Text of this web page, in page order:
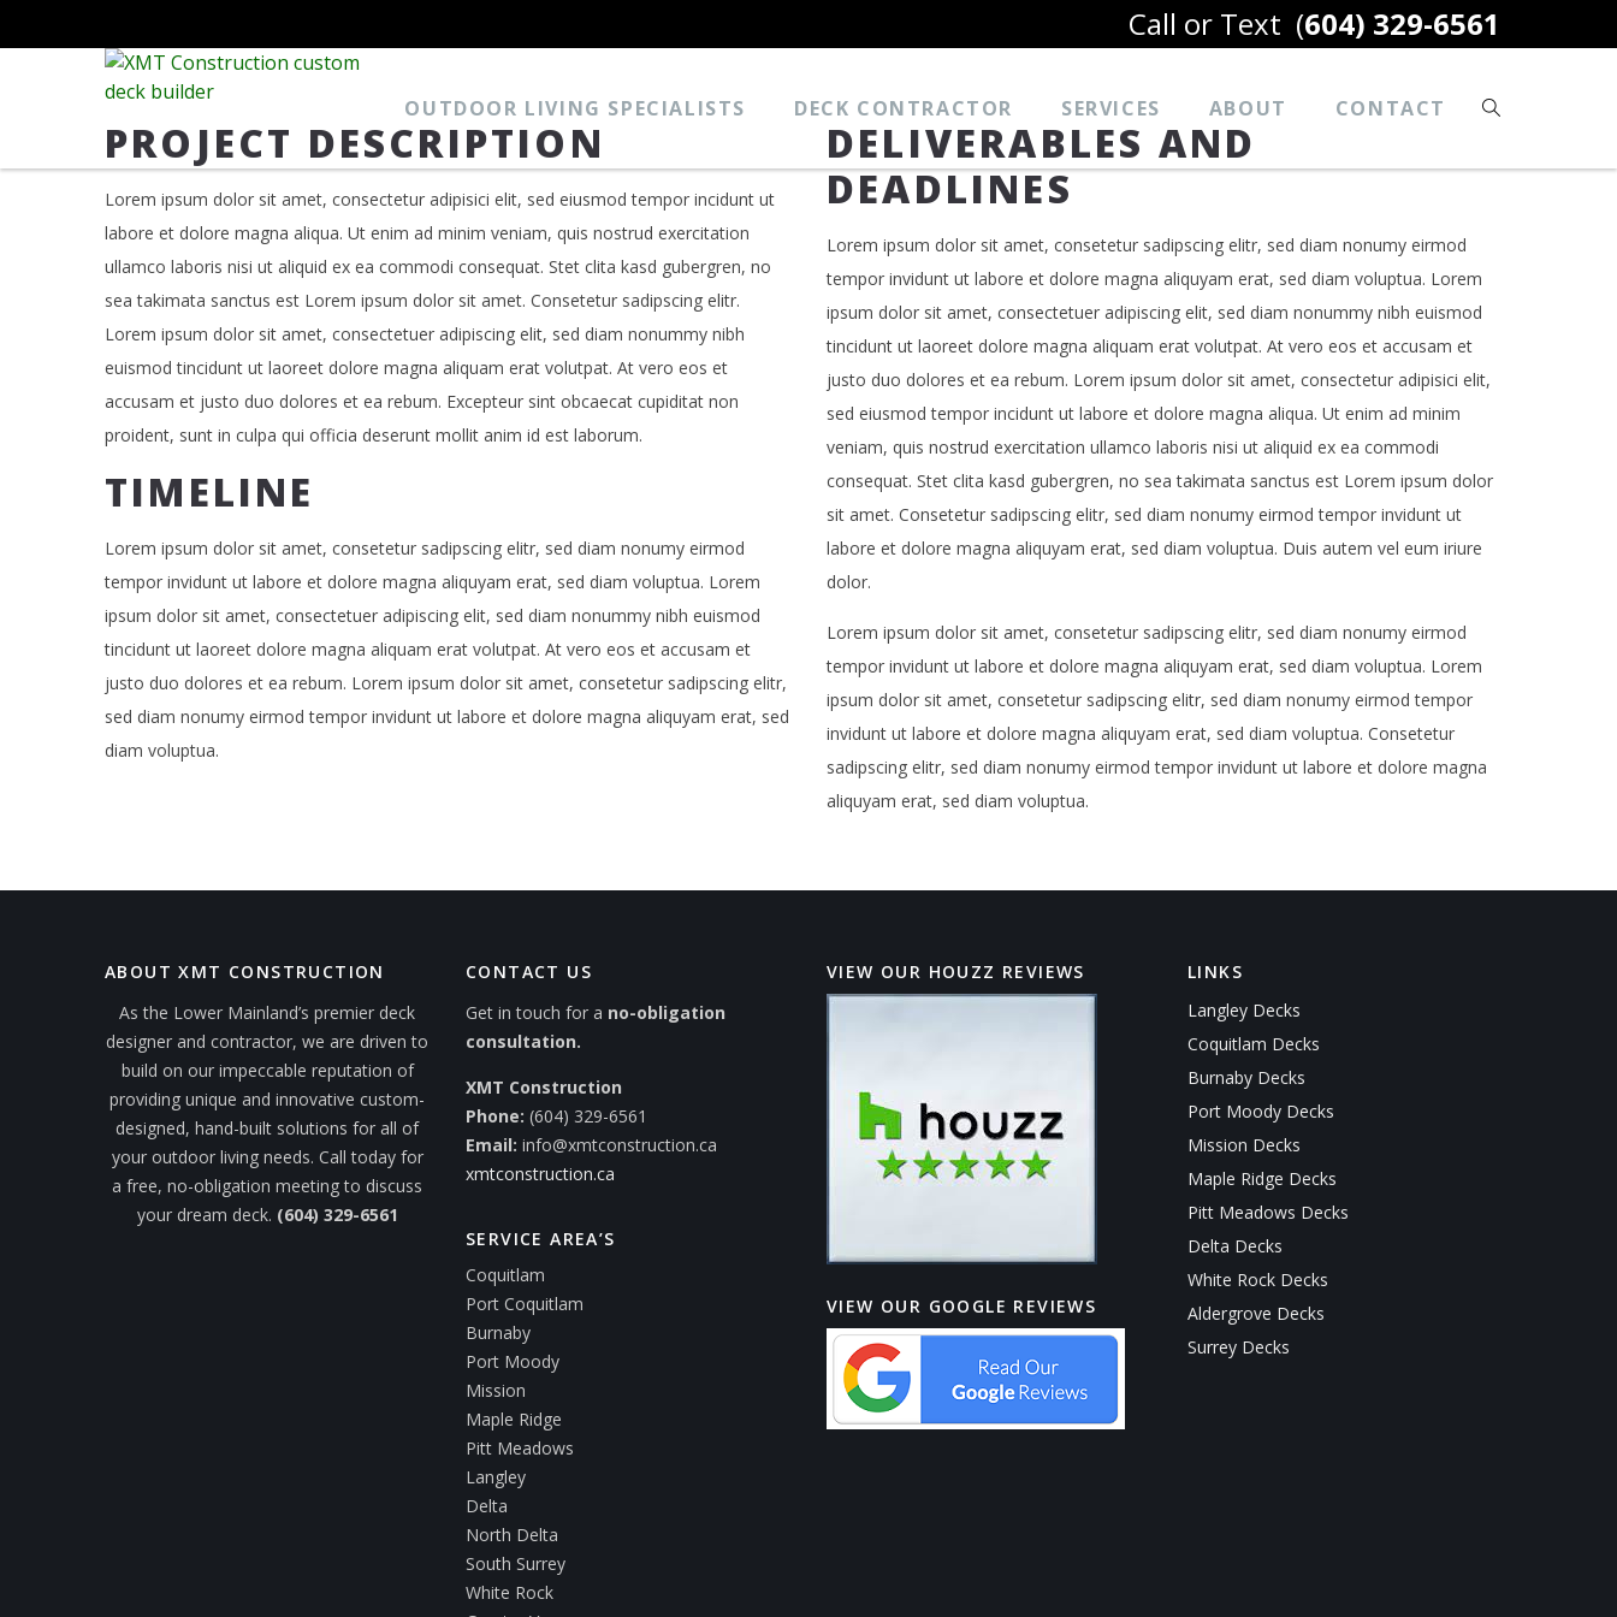
Call or Text (604) 329-6561
OUTDOOR LIVING SPECIALISTS DECK CONTRACTOR SERVICES ABOUT CONTACT
PROJECT DESCRIPTION
Lorem ipsum dolor sit amet, consectetur adipisici elit, sed eiusmod tempor incidunt ut
labore et dolore magna aliqua. Ut enim ad minim veniam, quis nostrud exercitation
ullamco laboris nisi ut aliquid ex ea commodi consequat. Stet clita kasd gubergren, no
sea takimata sanctus est Lorem ipsum dolor sit amet. Consetetur sadipscing elitr.
Lorem ipsum dolor sit amet, consectetuer adipiscing elit, sed diam nonummy nibh
euismod tincidunt ut laoreet dolore magna aliquam erat volutpat. At vero eos et
accusam et justo duo dolores et ea rebum. Excepteur sint obcaecat cupiditat non
proident, sunt in culpa qui officia deserunt mollit anim id est laborum.
TIMELINE
Lorem ipsum dolor sit amet, consetetur sadipscing elitr, sed diam nonumy eirmod
tempor invidunt ut labore et dolore magna aliquyam erat, sed diam voluptua. Lorem
ipsum dolor sit amet, consectetuer adipiscing elit, sed diam nonummy nibh euismod
tincidunt ut laoreet dolore magna aliquam erat volutpat. At vero eos et accusam et
justo duo dolores et ea rebum. Lorem ipsum dolor sit amet, consetetur sadipscing elitr,
sed diam nonumy eirmod tempor invidunt ut labore et dolore magna aliquyam erat, sed
diam voluptua.
DELIVERABLES AND
DEADLINES
Lorem ipsum dolor sit amet, consetetur sadipscing elitr, sed diam nonumy eirmod
tempor invidunt ut labore et dolore magna aliquyam erat, sed diam voluptua. Lorem
ipsum dolor sit amet, consectetuer adipiscing elit, sed diam nonummy nibh euismod
tincidunt ut laoreet dolore magna aliquam erat volutpat. At vero eos et accusam et
justo duo dolores et ea rebum. Lorem ipsum dolor sit amet, consectetur adipisici elit,
sed eiusmod tempor incidunt ut labore et dolore magna aliqua. Ut enim ad minim
veniam, quis nostrud exercitation ullamco laboris nisi ut aliquid ex ea commodi
consequat. Stet clita kasd gubergren, no sea takimata sanctus est Lorem ipsum dolor
sit amet. Consetetur sadipscing elitr, sed diam nonumy eirmod tempor invidunt ut
labore et dolore magna aliquyam erat, sed diam voluptua. Duis autem vel eum iriure
dolor.
Lorem ipsum dolor sit amet, consetetur sadipscing elitr, sed diam nonumy eirmod
tempor invidunt ut labore et dolore magna aliquyam erat, sed diam voluptua. Lorem
ipsum dolor sit amet, consetetur sadipscing elitr, sed diam nonumy eirmod tempor
invidunt ut labore et dolore magna aliquyam erat, sed diam voluptua. Consetetur
sadipscing elitr, sed diam nonumy eirmod tempor invidunt ut labore et dolore magna
aliquyam erat, sed diam voluptua.
ABOUT XMT CONSTRUCTION
As the Lower Mainland’s premier deck
designer and contractor, we are driven to
build on our impeccable reputation of
providing unique and innovative custom-
designed, hand-built solutions for all of
your outdoor living needs. Call today for
a free, no-obligation meeting to discuss
your dream deck. (604) 329-6561
CONTACT US
Get in touch for a no-obligation
consultation.
XMT Construction
Phone: (604) 329-6561
Email: info@xmtconstruction.ca
xmtconstruction.ca
SERVICE AREA’S
Coquitlam
Port Coquitlam
Burnaby
Port Moody
Mission
Maple Ridge
Pitt Meadows
Langley
Delta
North Delta
South Surrey
White Rock
VIEW OUR HOUZZ REVIEWS
VIEW OUR GOOGLE REVIEWS
LINKS
Langley Decks
Coquitlam Decks
Burnaby Decks
Port Moody Decks
Mission Decks
Maple Ridge Decks
Pitt Meadows Decks
Delta Decks
White Rock Decks
Aldergrove Decks
Surrey Decks